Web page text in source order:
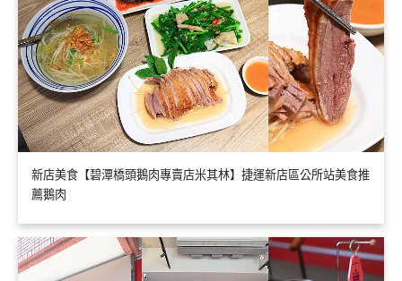
新店美食【碧潭橋頭鵝肉專賣店米其林】捷運新店區公所站美食推
薦鵝肉